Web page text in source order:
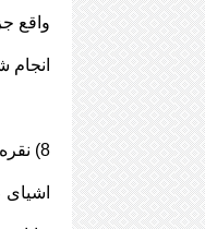
واقع
8) نقره و عتیقه سوغاتی مراکش
اشیای